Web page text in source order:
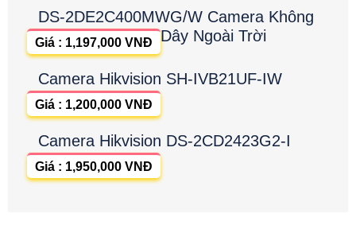
DS-2DE2C400MWG/W Camera Không
Dây Ngoài Trời
Giá : 1,197,000 VNĐ
Camera Hikvision SH-IVB21UF-IW
Giá : 1,200,000 VNĐ
Camera Hikvision DS-2CD2423G2-I
Giá : 1,950,000 VNĐ